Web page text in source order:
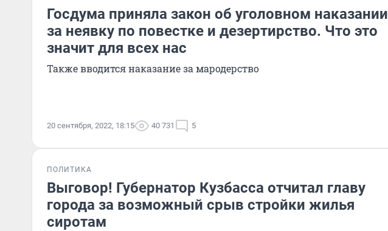
Госдума приняла закон об уголовном наказании
за неявку по повестке и дезертирство. Что это
значит для всех нас
Также вводится наказание за мародерство
20 сентября, 2022, 18:15 40 731 5
ПОЛИТИКА
Выговор! Губернатор Кузбасса отчитал главу
города за возможный срыв стройки жилья
сиротам